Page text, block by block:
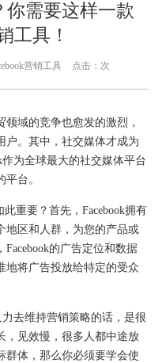
需要这样一款
工具！
营销工具 点击： 次
域的竞争也愈发的激烈，
户。其中，社交媒体才成为
为全球最大的社交媒体平台
台。
重要？首先，Facebook拥有
地区和人群，为您的产品或
的广告定位和数据
地将广告投放给特定的受众
去维持营销策略的话，是很
，见效慢，很多人都中途放
群体，那么你必须要学会使